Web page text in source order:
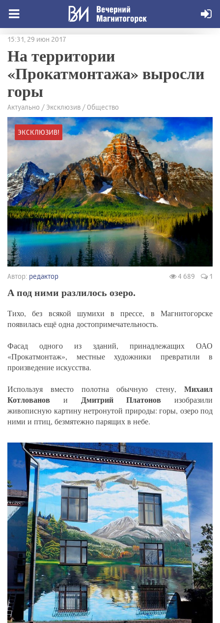
15:31, 29 июн 2017
На территории
«Прокатмонтажа» выросли
горы
Актуально / Эксклюзив / Общество
ЭКСКЛЮЗИВ!
Автор: редактор 4 689 1
А под ними разлилось озеро.
Тихо, без всякой шумихи в прессе, в Магнитогорске
появилась ещё одна достопримечательность.
Фасад одного из зданий, принадлежащих ОАО
«Прокатмонтаж», местные художники превратили в
произведение искусства.
Используя вместо полотна обычную стену, Михаил
Котлованов и Дмитрий Платонов изобразили
живописную картину нетронутой природы: горы, озеро под
ними и птиц, безмятежно парящих в небе.